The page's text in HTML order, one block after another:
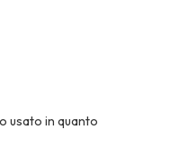
usato in quanto